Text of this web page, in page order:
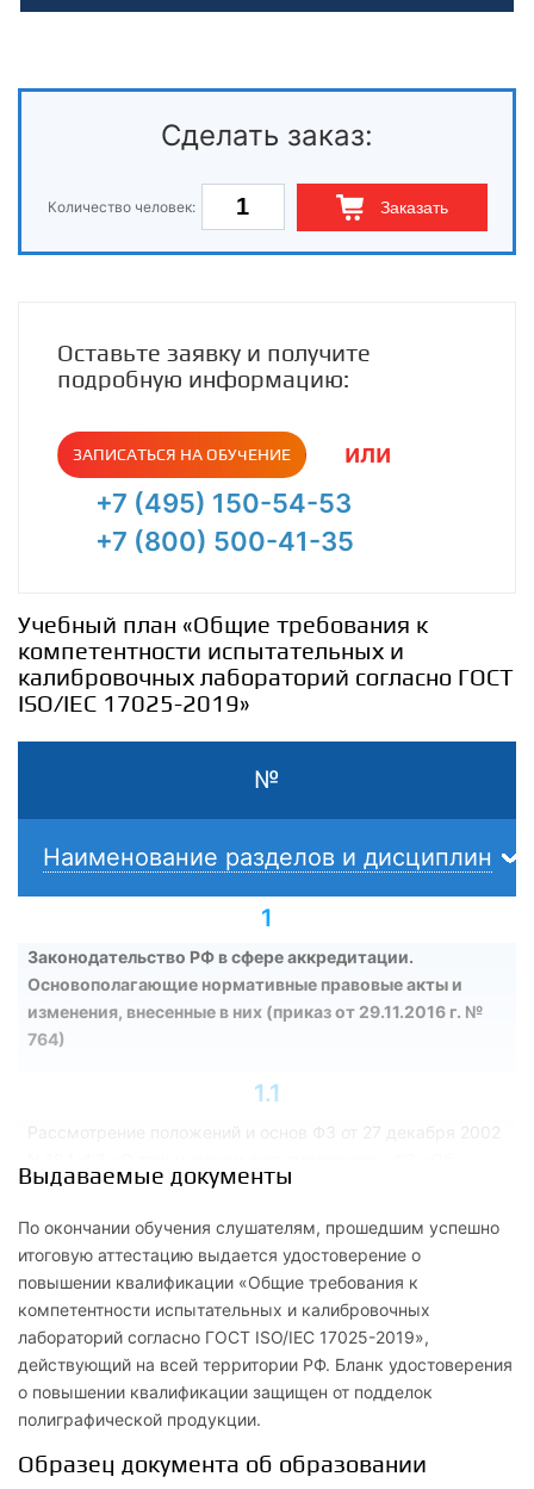
Сделать заказ:
Количество человек: Заказать
Оставьте заявку и получите
подробную информацию:
ЗАПИСАТЬСЯ НА ОБУЧЕНИЕ
или
+7 (495) 150-54-53
+7 (800) 500-41-35
Учебный план «Общие требования к
компетентности испытательных и
калибровочных лабораторий согласно ГОСТ
ISO/IEC 17025-2019»
№
Наименование разделов и дисциплин
1
Законодательство РФ в сфере аккредитации.
Основополагающие нормативные правовые акты и
изменения, внесенные в них (приказ от 29.11.2016 г. №
764)
1.1
Рассмотрение положений и основ ФЗ от 27 декабря 2002
обеспечении единства измерений» от 26 июня 2008 года N
412-ФЗ; Приказа МЭР от 30.05.2014 г. № 326 Об
утверждении критериев аккредитации, перечня
документов, подтверждающих соответствия заявителя,
аккредитованного лица критериям аккредитации и
перечня документов в области стандартизации,
соблюдение требования которых заявителями,
аккредитованными лицами обеспечивает их соответствие
критериям аккредитации; Приказа МЭР от 30.05.2014 г. №
326
Выдаваемые документы
По окончании обучения слушателям, прошедшим успешно
итоговую аттестацию выдается удостоверение о
повышении квалификации «Общие требования к
компетентности испытательных и калибровочных
лабораторий согласно ГОСТ ISO/IEC 17025-2019»,
действующий на всей территории РФ. Бланк удостоверения
о повышении квалификации защищен от подделок
полиграфической продукции.
Образец документа об образовании